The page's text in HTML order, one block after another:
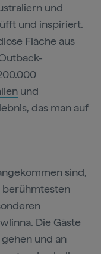
und
und inspiriert.
Fläche aus
und
das man auf
sind,
berühmtesten
Die Gäste
und an